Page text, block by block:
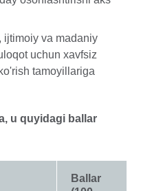
ijtimoiy va madaniy
uchun xavfsiz
tamoyillariga
u quyidagi ballar
Ballar